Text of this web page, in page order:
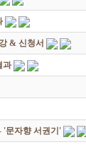
& 신청서
과
'문자향 서권기'